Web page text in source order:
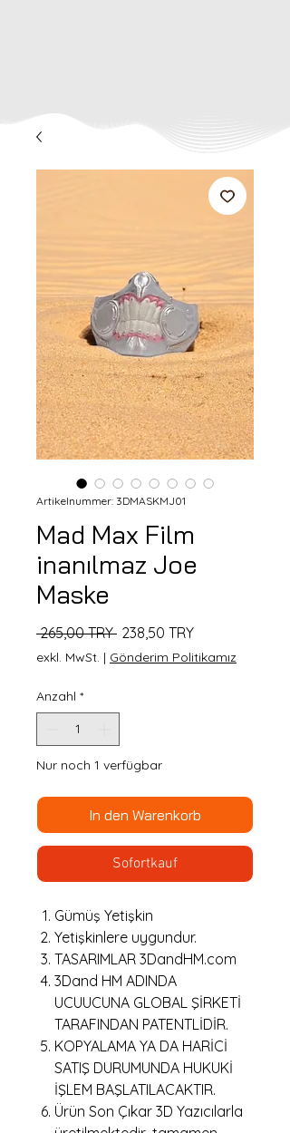
Artikelnummer: 3DMASKMJ01
Mad Max Film
inanılmaz Joe
Maske
265,00 TRY Standardpreis
238,50 TRYSale-
Preis
exkl. MwSt. | Gönderim Politikamız
Anzahl *
Nur noch 1 verfügbar
In den Warenkorb
Sofortkauf
Gümüş Yetişkin
Yetişkinlere uygundur.
TASARIMLAR 3DandHM.com
3Dand HM ADINDA
UCUUCUNA GLOBAL ŞİRKETİ
TARAFINDAN PATENTLİDİR.
KOPYALAMA YA DA HARİCİ
SATIŞ DURUMUNDA HUKUKİ
İŞLEM BAŞLATILACAKTIR.
Ürün Son Çıkar 3D Yazıcılarla